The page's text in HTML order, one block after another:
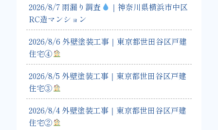
2026/8/7 雨漏り調査
｜神奈川県横浜市中区
RC造マンション
2026/8/6 外壁塗装工事｜東京都世田谷区戸建
住宅④
2026/8/5 外壁塗装工事｜東京都世田谷区戸建
住宅③
2026/8/4 外壁塗装工事｜東京都世田谷区戸建
住宅②